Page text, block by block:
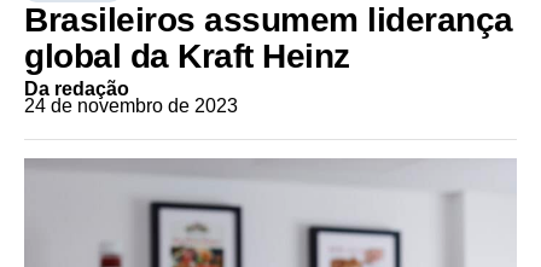
Brasileiros assumem liderança
global da Kraft Heinz
Da redação
24 de novembro de 2023